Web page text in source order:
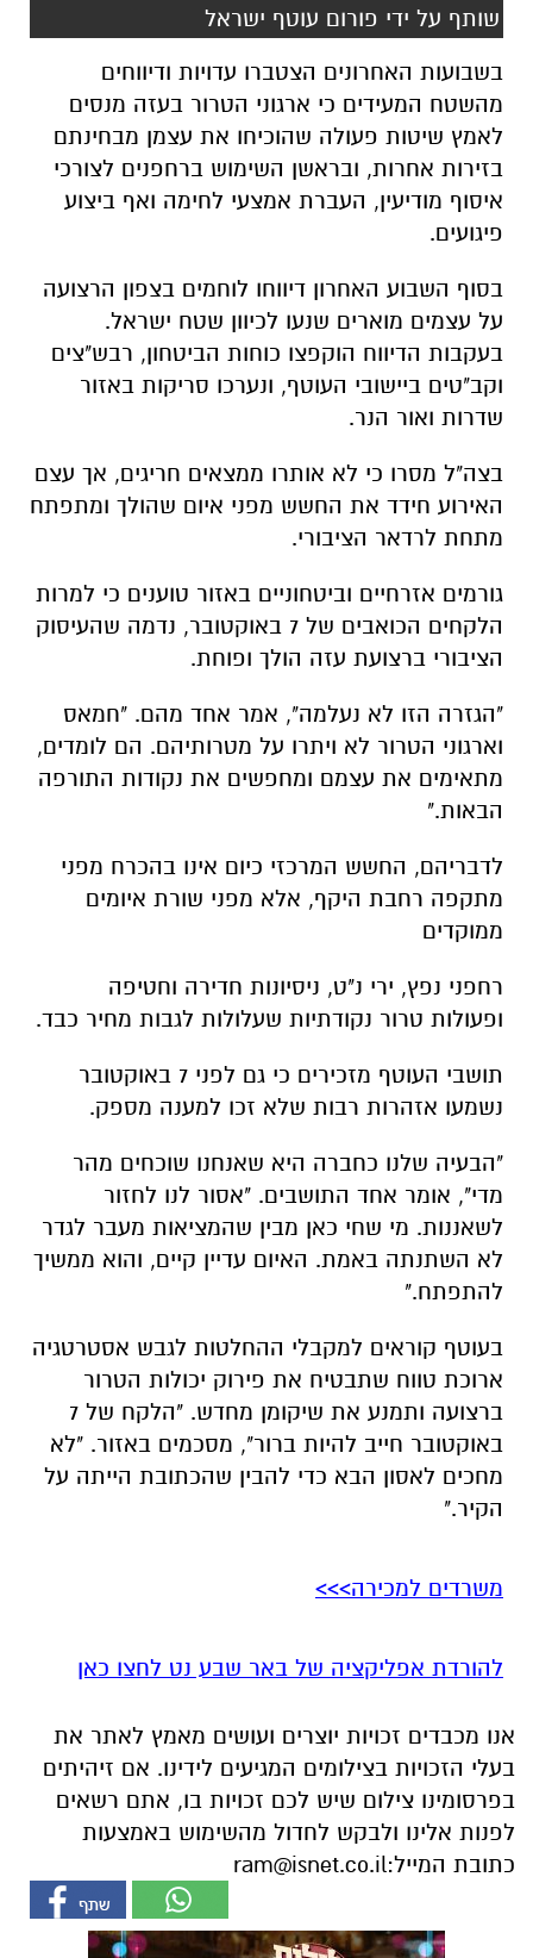
לאמץ שיטות פעולה שהוכיחו את עצמן מבחינתם
איסוף מודיעין, העברת אמצעי לחימה ואף ביצוע
פיגועים.
בסוף השבוע האחרון דיווחו לוחמים בצפון הרצועה
על עצמים מוארים שנעו לכיוון שטח ישראל.
בעקבות הדיווח הוקפצו כוחות הביטחון, רבש"צים
שדרות ואור הנר.
בצה"ל מסרו כי לא אותרו ממצאים חריגים, אך עצם
האירוע חידד את החשש מפני איום שהולך ומתפתח
מתחת לרדאר הציבורי.
גורמים אזרחיים וביטחוניים באזור טוענים כי למרות
הלקחים הכואבים של 7 באוקטובר, נדמה שהעיסוק
הציבורי ברצועת עזה הולך ופוחת.
"הגזרה הזו לא נעלמה", אמר אחד מהם. "חמאס
וארגוני הטרור לא ויתרו על מטרותיהם. הם לומדים,
מתאימים את עצמם ומחפשים את נקודות התורפה
לדבריהם, החשש המרכזי כיום אינו בהכרח מפני
מתקפה רחבת היקף, אלא מפני שורת איומים
ממוקדים
רחפני נפץ, ירי נ"ט, ניסיונות חדירה וחטיפה
ופעולות טרור נקודתיות שעלולות לגבות מחיר כבד.
נשמעו אזהרות רבות שלא זכו למענה מספק.
מדי", אומר אחד התושבים. "אסור לנו לחזור
לשאננות. מי שחי כאן מבין שהמציאות מעבר לגדר
להתפתח."
בעוטף קוראים למקבלי ההחלטות לגבש אסטרטגיה
ארוכת טווח שתבטיח את פירוק יכולות הטרור
מחכים לאסון הבא כדי להבין שהכתובת הייתה על
הקיר."
משרדים למכירה>>>
בפרסומינו צילום שיש לכם זכויות בו, אתם רשאים
כתובת המייל:ram@isnet.co.il
אולי יעניין אותך גם